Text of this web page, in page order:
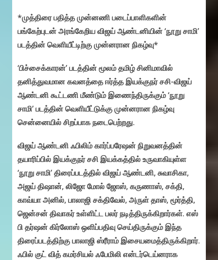
*முத்திரை பதித்த முன்னணி படைப்பாளிகளின்
பங்கேற்புடன் அரங்கேறிய விஜய் ஆண்டனியின் ‘நூறு சாமி’
படத்தின் வெளியீட்டிற்கு முன்னரான நிகழ்வு*
‘பிச்சைக்காரன்’ படத்தின் மூலம் தமிழ் சினிமாவில்
தனித்துவமான கவனத்தை ஈர்த்த இயக்குநர் சசி-விஜய்
ஆண்டனி கூட்டணி மீண்டும் இணைந்திருக்கும் ‘நூறு
சாமி’ படத்தின் வெளியீட்டுக்கு முன்னரான நிகழ்வு
சென்னையில் சிறப்பாக நடைபெற்றது.
விஜய் ஆண்டனி ஃபிலிம் கார்ப்பரேஷன் நிறுவனத்தின்
தயாரிப்பில் இயக்குநர் சசி இயக்கத்தில் உருவாகியுள்ள
‘நூறு சாமி’ திரைப்படத்தில் விஜய் ஆண்டனி, சுவாசிகா,
அஜய் திஷான், லிஜோ மோல் ஜோஸ், கருணாஸ், சக்தி,
காவ்யா அனில், பாலாஜி சக்திவேல், அருள் தாஸ், மூர்த்தி,
ஜென்சன் திவாகர் உள்ளிட்ட பலர் நடித்திருக்கிறார்கள். எஸ்
பி தர்ஷன் கிர்லோஸ் ஒளிப்பதிவு செய்திருக்கும் இந்த
திரைப்படத்திற்கு பாலாஜி ஸ்ரீராம் இசையமைத்திருக்கிறார்.
ஃபில் குட் வித் கமர்சியல் ஃபேமிலி என்டர்டெய்னராக